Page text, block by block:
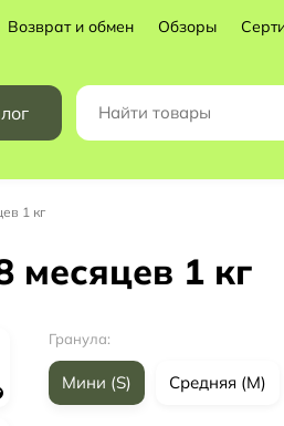
Возврат и обмен Обзоры
1 кг
месяцев 1 кг
Гранула:
Мини (S) Средняя (M)